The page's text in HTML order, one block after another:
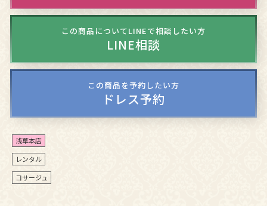
この商品についてLINEで相談したい方
LINE相談
この商品を予約したい方
ドレス予約
浅草本店
レンタル
コサージュ